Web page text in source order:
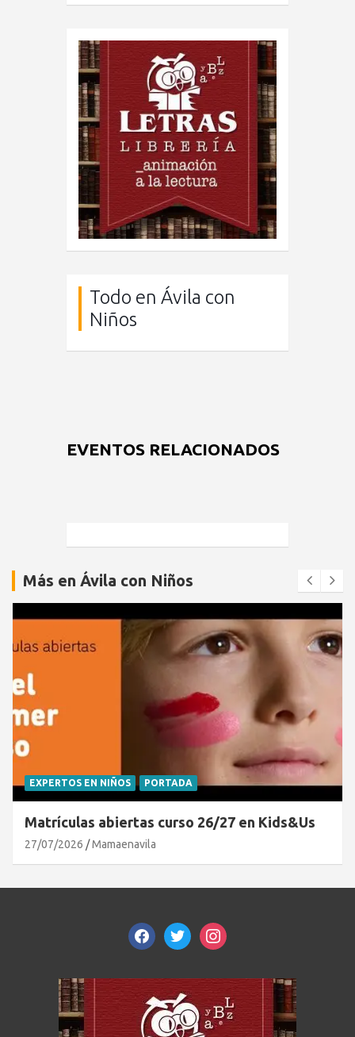
Todo en Ávila con
Niños
EVENTOS RELACIONADOS
Más en Ávila con Niños
EXPERTOS EN NIÑOS PORTADA
Matrículas abiertas curso 26/27 en Kids&Us
27/07/2026 Mamaenavila
facebooktwitterinstagram